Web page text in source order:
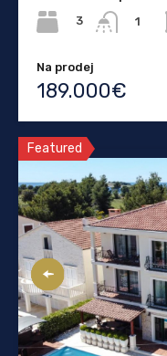
3
1
Na prodej
189.000€
Featured